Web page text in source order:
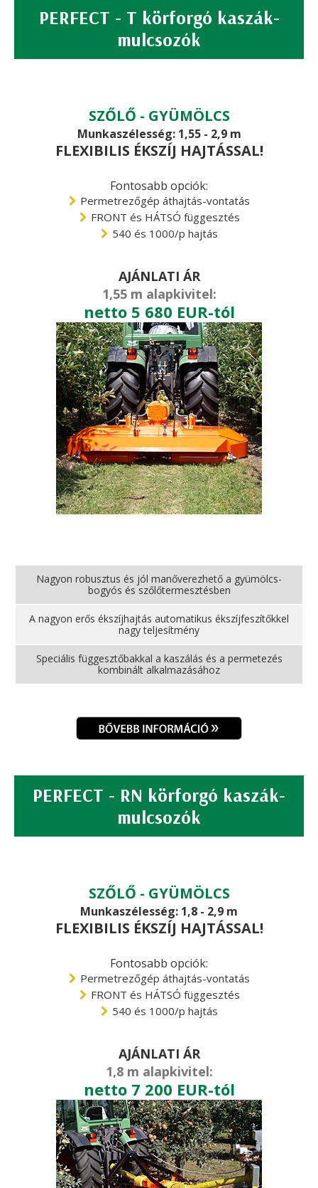
PERFECT - T körforgó kaszák-
mulcsozók
SZŐLŐ - GYÜMÖLCS
Munkaszélesség: 1,55 - 2,9 m
FLEXIBILIS ÉKSZÍJ HAJTÁSSAL!
Fontosabb opciók:
Permetrezőgép áthajtás-vontatás
FRONT és HÁTSÓ függesztés
540 és 1000/p hajtás
AJÁNLATI ÁR
1,55 m alapkivitel:
netto 5 680 EUR-tól
Nagyon robusztus és jól manőverezhető a gyümölcs-
bogyós és szőlőtermesztésben
A nagyon erős ékszíjhajtás automatikus ékszíjfeszítőkkel
nagy teljesítmény
Speciális függesztőbakkal a kaszálás és a permetezés
kombinált alkalmazásához
PERFECT - RN körforgó kaszák-
mulcsozók
SZŐLŐ - GYÜMÖLCS
Munkaszélesség: 1,8 - 2,9 m
FLEXIBILIS ÉKSZÍJ HAJTÁSSAL!
Fontosabb opciók:
Permetrezőgép áthajtás-vontatás
FRONT és HÁTSÓ függesztés
540 és 1000/p hajtás
AJÁNLATI ÁR
1,8 m alapkivitel:
netto 7 200 EUR-tól